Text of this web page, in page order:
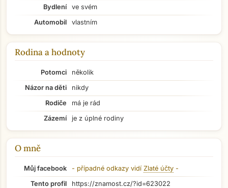
Bydlení
ve svém
Automobil
vlastním
Rodina a hodnoty
Potomci
několik
Názor na děti
nikdy
Rodiče
má je rád
Zázemí
je z úplné rodiny
O mně
Můj facebook - případné odkazy vidí Zlaté účty -
Tento profil
https://znamost.cz/?id=623022